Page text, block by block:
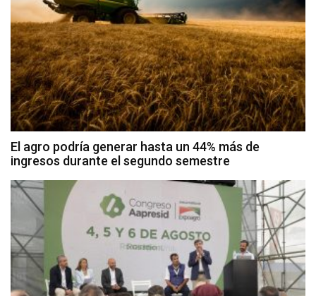
El agro podría generar hasta un 44% más de
ingresos durante el segundo semestre